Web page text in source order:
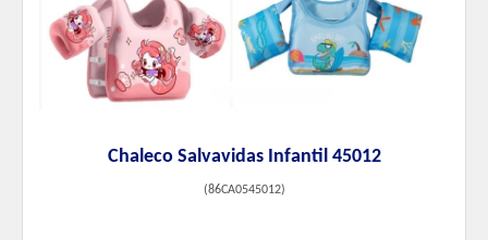
Chaleco Salvavidas Infantil 45012
(86CA0545012)